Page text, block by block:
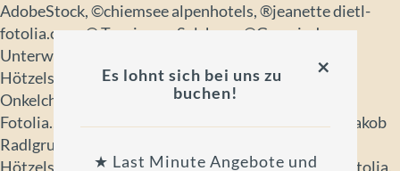
×
Es lohnt sich bei uns zu
buchen!
★ Last Minute Angebote und
AdobeStock, ©chiemsee alpenhotels, ®jeanette dietl-
fotolia.com, © Tourismus Salzburg, ©Gemeinde
Unterwössen, © Bergfee - Fotolia.com, Toni
Hötzelsperger, @-Priener-Tourismus-GmbH, ©
Onkelchen_Fotolia, © beatuerk_Fotolia_, © yanlev -
Fotolia., © Ursula Holstein_Fotolia, ©hotsplots, © Jakob
Radlgruber - Fotolia, © Gorilla - Fotolia, ©Toni
Hötzelspferger, © Dash fotolia, © Bianka Hagge - Fotolia,